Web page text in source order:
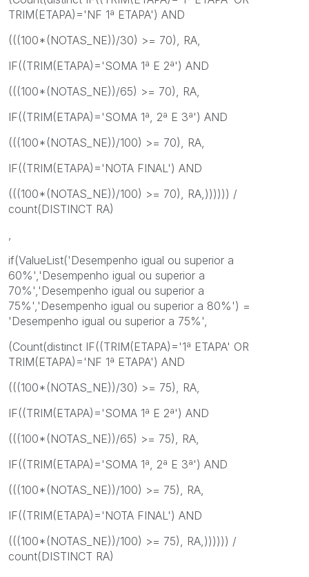
TRIM(ETAPA)='NF 1ª ETAPA') AND
(((100*(NOTAS_NE))/30) >= 70), RA,
IF((TRIM(ETAPA)='SOMA 1ª E 2ª') AND
(((100*(NOTAS_NE))/65) >= 70), RA,
IF((TRIM(ETAPA)='SOMA 1ª, 2ª E 3ª') AND
(((100*(NOTAS_NE))/100) >= 70), RA,
IF((TRIM(ETAPA)='NOTA FINAL') AND
(((100*(NOTAS_NE))/100) >= 70), RA,)))))) /
count(DISTINCT RA)
if(ValueList('Desempenho igual ou superior a
60%','Desempenho igual ou superior a
70%','Desempenho igual ou superior a
75%','Desempenho igual ou superior a 80%') =
'Desempenho igual ou superior a 75%',
(Count(distinct IF((TRIM(ETAPA)='1ª ETAPA' OR
TRIM(ETAPA)='NF 1ª ETAPA') AND
(((100*(NOTAS_NE))/30) >= 75), RA,
IF((TRIM(ETAPA)='SOMA 1ª E 2ª') AND
(((100*(NOTAS_NE))/65) >= 75), RA,
IF((TRIM(ETAPA)='SOMA 1ª, 2ª E 3ª') AND
(((100*(NOTAS_NE))/100) >= 75), RA,
IF((TRIM(ETAPA)='NOTA FINAL') AND
(((100*(NOTAS_NE))/100) >= 75), RA,)))))) /
count(DISTINCT RA)